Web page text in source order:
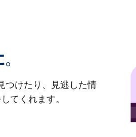
つけたり、見逃した情
てくれます。